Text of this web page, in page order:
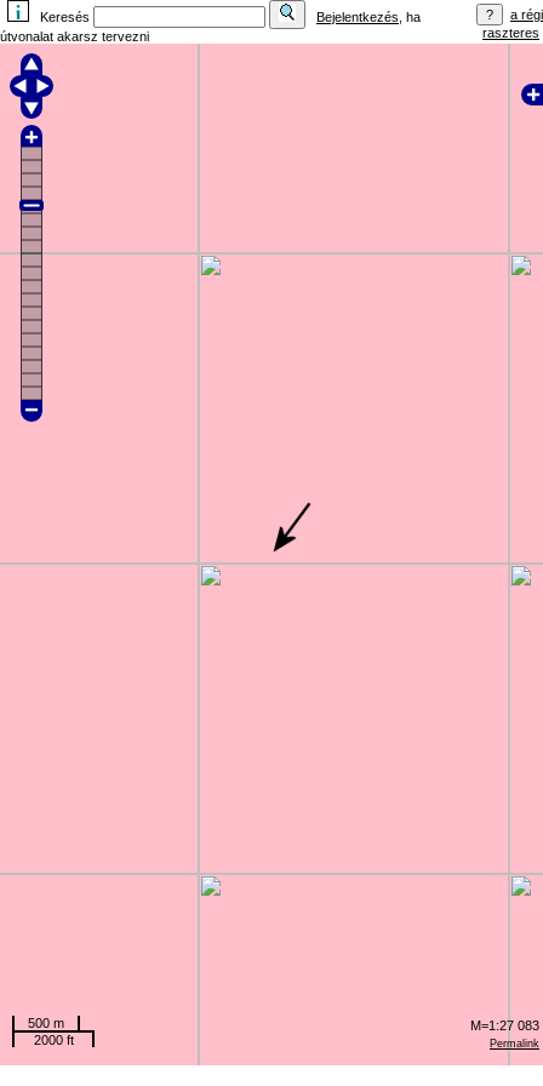
Keresés Bejelentkezés , ha
útvonalat akarsz tervezni
a régi
raszteres
Permalink
500 m
2000 ft
M=1:27 083